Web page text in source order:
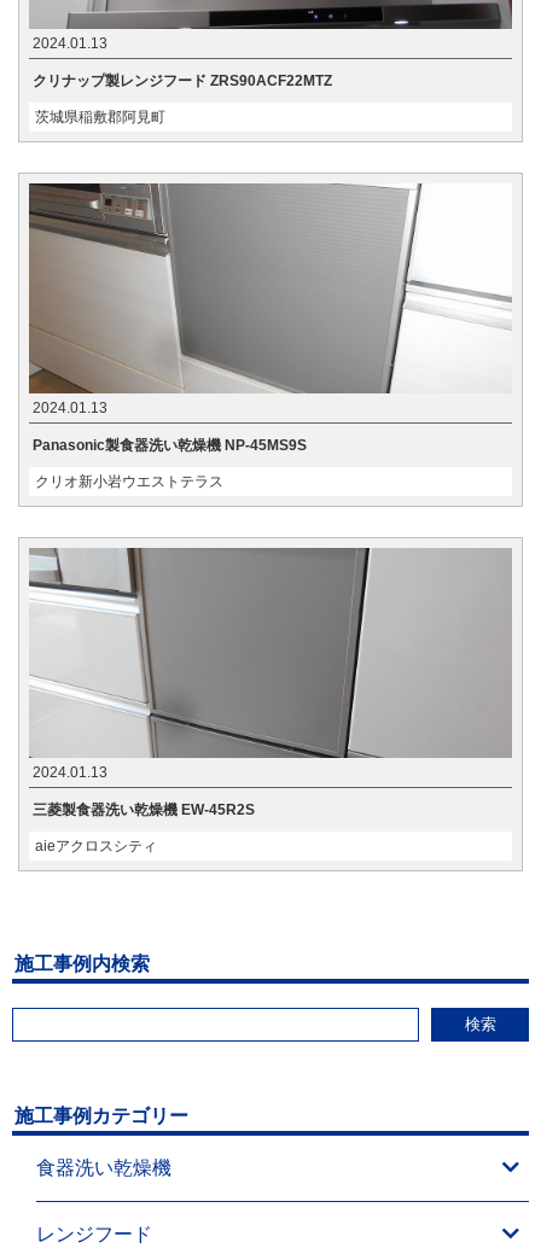
2024.01.13
クリナップ製レンジフード ZRS90ACF22MTZ
茨城県稲敷郡阿見町
2024.01.13
Panasonic製食器洗い乾燥機 NP-45MS9S
クリオ新小岩ウエストテラス
2024.01.13
三菱製食器洗い乾燥機 EW-45R2S
aieアクロスシティ
施工事例内検索
検索
施工事例カテゴリー
食器洗い乾燥機
レンジフード